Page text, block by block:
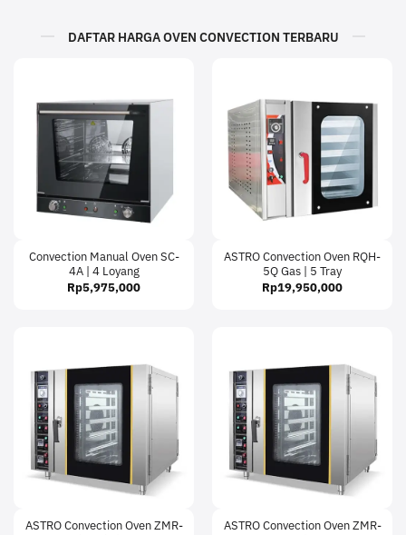
DAFTAR HARGA OVEN CONVECTION TERBARU
Convection Manual Oven SC-
4A | 4 Loyang
Rp5,975,000
ASTRO Convection Oven RQH-
5Q Gas | 5 Tray
Rp19,950,000
ASTRO Convection Oven ZMR-
ASTRO Convection Oven ZMR-